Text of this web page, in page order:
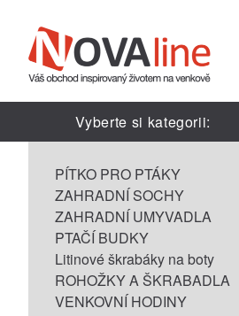
Vyberte si kategorii:
PÍTKO PRO PTÁKY
ZAHRADNÍ SOCHY
ZAHRADNÍ UMYVADLA
PTAČÍ BUDKY
Litinové škrabáky na boty
ROHOŽKY A ŠKRABADLA
VENKOVNÍ HODINY